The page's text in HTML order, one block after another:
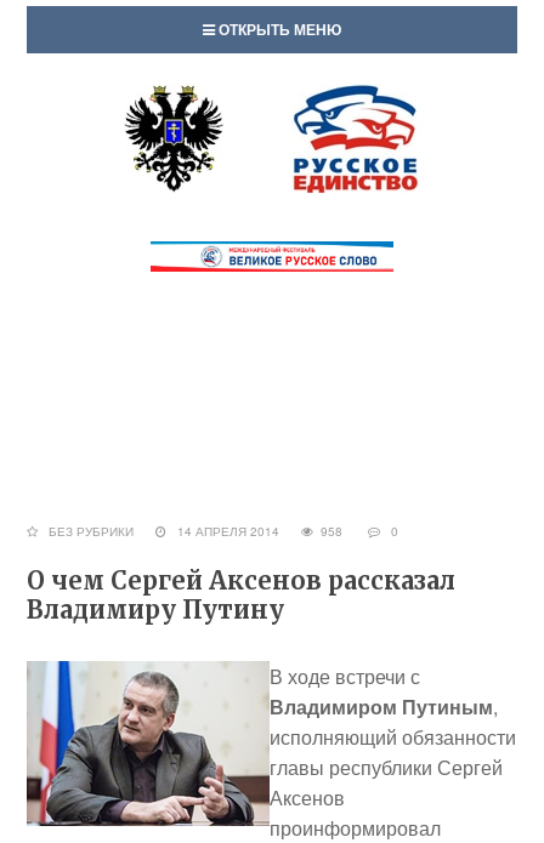
ОТКРЫТЬ МЕНЮ
БЕЗ РУБРИКИ 14 АПРЕЛЯ 2014 958 0
О чем Сергей Аксенов рассказал
Владимиру Путину
В ходе встречи с
Владимиром Путиным,
исполняющий обязанности
главы республики Сергей
Аксенов
проинформировал